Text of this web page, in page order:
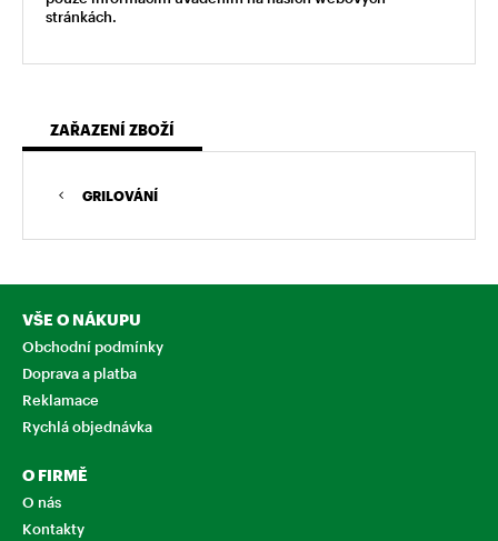
stránkách.
ZAŘAZENÍ ZBOŽÍ
GRILOVÁNÍ
VŠE O NÁKUPU
Obchodní podmínky
Doprava a platba
Reklamace
Rychlá objednávka
O FIRMĚ
O nás
Kontakty